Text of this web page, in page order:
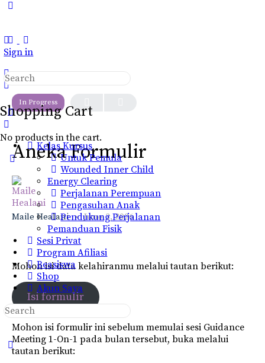
Sign in
Shopping Cart
No products in the cart.
Search
for:
Kelas Kursus
Untuk Pemula
Wounded Inner Child
Energy Clearing
Perjalanan Perempuan
Pengasuhan Anak
Pendukung Perjalanan
Pemanduan Fisik
Sesi Privat
Program Afiliasi
Beasiswa
Shop
Akun Saya
Search
for:
Close
search
LESSON 1
In Progress
Aneka Formulir
Maile Healani June 3, 2026
Mohon isi data kelahiranmu melalui tautan berikut:
Isi formulir
Mohon isi formulir ini sebelum memulai sesi Guidance
Meeting 1-On-1 pada bulan tersebut, buka melalui
tautan berikut: